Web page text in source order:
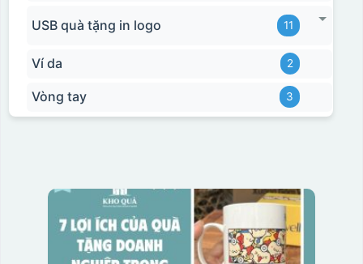
USB quà tặng in logo 11
Ví da 2
Vòng tay 3